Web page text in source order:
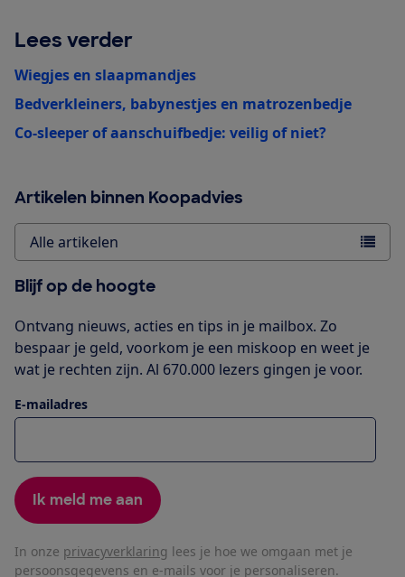
Lees verder
Wiegjes en slaapmandjes
Bedverkleiners, babynestjes en matrozenbedje
Co-sleeper of aanschuifbedje: veilig of niet?
Artikelen binnen Koopadvies
Alle artikelen
Blijf op de hoogte
Ontvang nieuws, acties en tips in je mailbox. Zo
bespaar je geld, voorkom je een miskoop en weet je
wat je rechten zijn. Al 670.000 lezers gingen je voor.
E-mailadres
Ik meld me aan
In onze privacyverklaring lees je hoe we omgaan met je
persoonsgegevens en e-mails voor je personaliseren.